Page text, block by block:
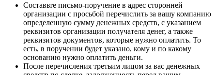
Составьте письмо-поручение в адрес сторонней
организации с просьбой перечислить за вашу компанию
определенную сумму денежных средств, с указанием
реквизитов организации получателя денег, а также
реквизитов документов, которые нужно оплатить. То
есть, в поручении будет указано, кому и по какому
основанию нужно оплатить деньги.
После перечисления третьим лицом за вас денежных